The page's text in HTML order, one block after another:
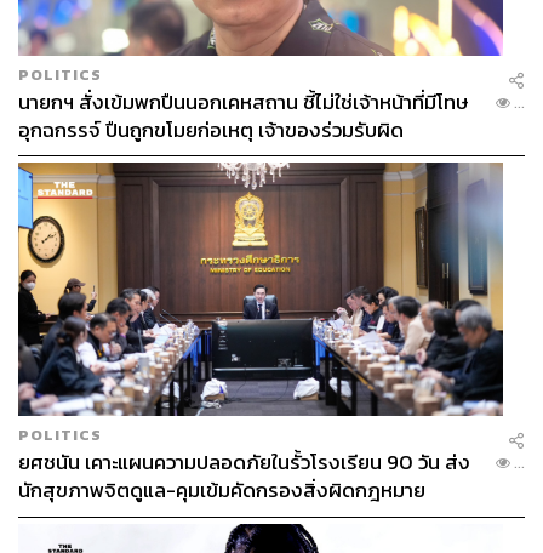
Flowertales – When the Dragon meets Flower
ชวนออกเดินทางสู่โลกแห่งจินตนาการ กับ The Flowertales:
When the dragon meets flowers นิทรรศการโดย เฟิร์น-ปิยา
ภา เดชะไกศะยะ ที่นำความละมุนของดอกไม้หลากสีมา
หลอมรวมกับพลังลึกลับของ ‘Amphithere’ มังกรในตำนาน
เมื่อสองสิ่งต่างขั้วมาพบกันกลางภาพฝันจึงเป็นงานศิลปะที่ไม่
เพียงแค่สวยงาม แต่ยังบอกเล่าเรื่องราวของความกลมกลืน
ในความต่างได้อย่างมีเสน่ห์และการอยู่ร่วมกันของสิ่งที่ดูแตก
ต่าง แต่กลับเติมเต็มกันได้อย่างพอดิบพอดี
When:วันนี้ – 31 กรกฎาคม 2568 เวลา 10.30-21.30 น.
Where:ชั้น 3 แมด, มันมัน ศรีนครินทร์
More Info:MMAD – MunMun Art Destination
POLITICS
นายกฯ สั่งเข้มพกปืนนอกเคหสถาน ชี้ไม่ใช่เจ้าหน้าที่มีโทษ
อุกฉกรรจ์ ปืนถูกขโมยก่อเหตุ เจ้าของร่วมรับผิด
...
POLITICS
ยศชนัน เคาะแผนความปลอดภัยในรั้วโรงเรียน 90 วัน ส่ง
นักสุขภาพจิตดูแล-คุมเข้มคัดกรองสิ่งผิดกฎหมาย
...